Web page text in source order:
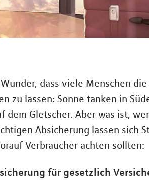
dass viele Menschen
zu lassen: Sonne tanken in
dem Gletscher. Aber was ist,
Absicherung lassen sich
Verbraucher achten sollten:
für gesetzlich